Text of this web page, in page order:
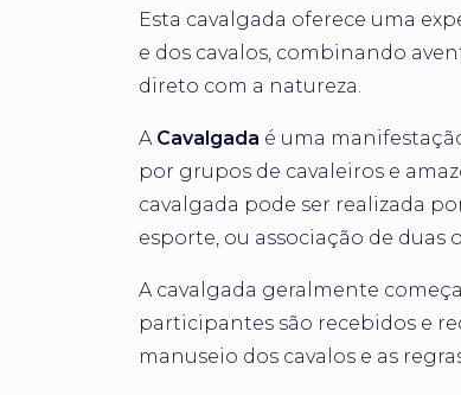
Esta cavalgada oferece uma
e dos cavalos, combinando
direto com a natureza.
A Cavalgada é uma
por grupos de cavaleiros e
cavalgada pode ser realizada
esporte, ou associação de duas
A cavalgada geralmente
participantes são recebidos e
manuseio dos cavalos e as